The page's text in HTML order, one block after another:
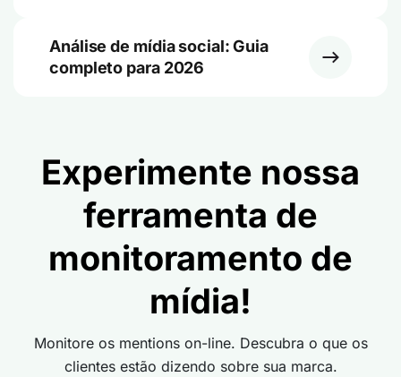
Análise de mídia social: Guia
completo para 2026
Experimente nossa
ferramenta de
monitoramento de
mídia!
Monitore os mentions on-line. Descubra o que os
clientes estão dizendo sobre sua marca.